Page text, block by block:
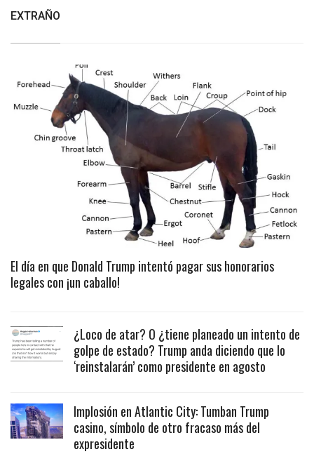
EXTRAÑO
El día en que Donald Trump intentó pagar sus honorarios
legales con ¡un caballo!
¿Loco de atar? O ¿tiene planeado un intento de
golpe de estado? Trump anda diciendo que lo
‘reinstalarán’ como presidente en agosto
Implosión en Atlantic City: Tumban Trump
casino, símbolo de otro fracaso más del
expresidente